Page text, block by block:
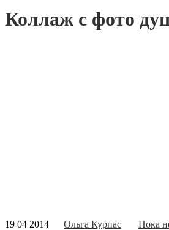
Коллаж с фото
19 04 2014 Ольга Курпас Пока